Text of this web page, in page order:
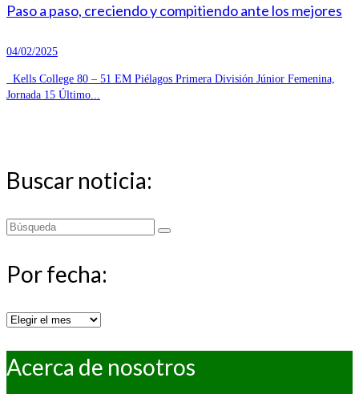
Paso a paso, creciendo y compitiendo ante los mejores
04/02/2025
Kells College 80 – 51 EM Piélagos Primera División Júnior Femenina,
Jornada 15 Último...
Buscar noticia:
Buscar
Por fecha:
Por
Acerca de nosotros